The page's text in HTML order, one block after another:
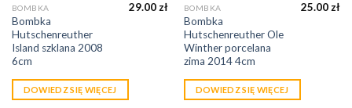
BOMBKA
Bombka
Hutschenreuther
Island szklana 2008
6cm
29.00 zł
DOWIEDZ SIĘ WIĘCEJ
BOMBKA
Bombka
Hutschenreuther Ole
Winther porcelana
zima 2014 4cm
25.00 zł
DOWIEDZ SIĘ WIĘCEJ